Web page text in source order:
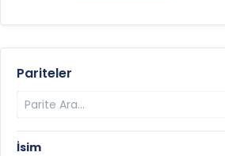
Pariteler
İsim